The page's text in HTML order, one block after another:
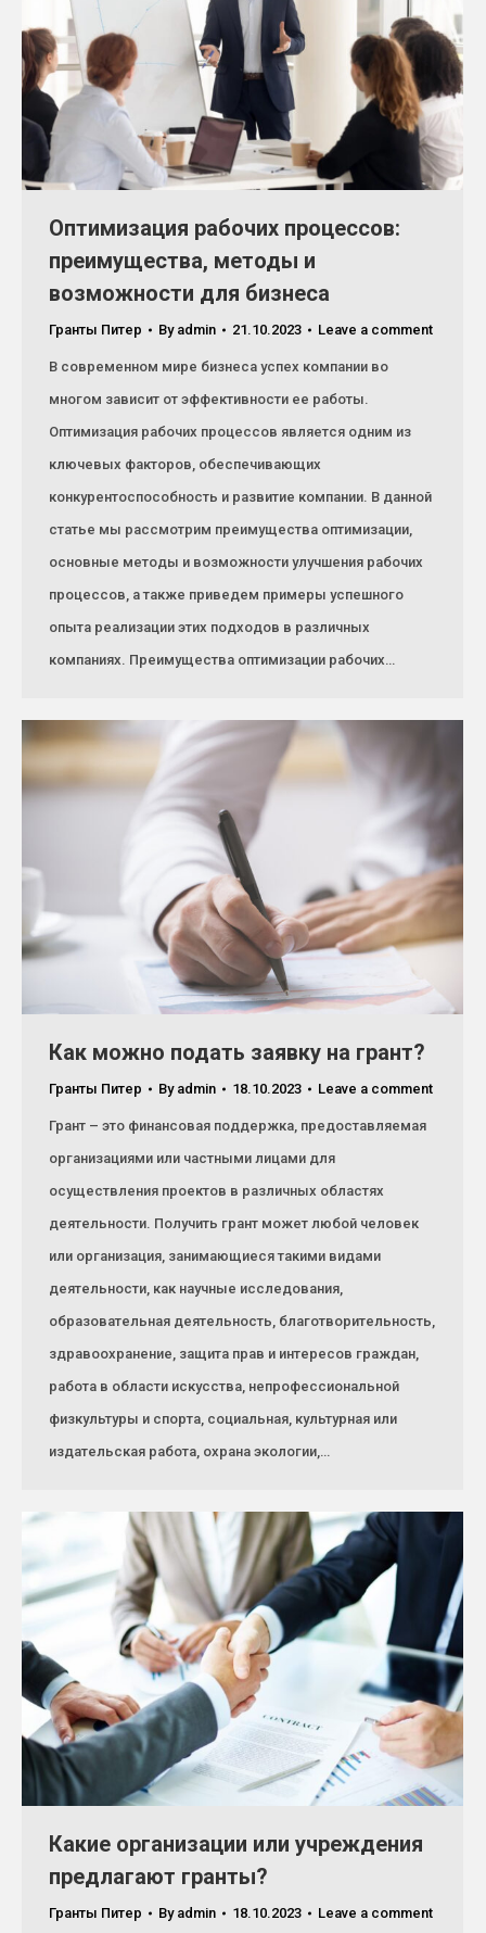
Оптимизация рабочих процессов:
преимущества, методы и
возможности для бизнеса
Гранты Питер By admin 21.10.2023 Leave a comment
В современном мире бизнеса успех компании во
многом зависит от эффективности ее работы.
Оптимизация рабочих процессов является одним из
ключевых факторов, обеспечивающих
конкурентоспособность и развитие компании. В данной
статье мы рассмотрим преимущества оптимизации,
основные методы и возможности улучшения рабочих
процессов, а также приведем примеры успешного
опыта реализации этих подходов в различных
компаниях. Преимущества оптимизации рабочих…
Как можно подать заявку на грант?
Гранты Питер By admin 18.10.2023 Leave a comment
Грант – это финансовая поддержка, предоставляемая
организациями или частными лицами для
осуществления проектов в различных областях
деятельности. Получить грант может любой человек
или организация, занимающиеся такими видами
деятельности, как научные исследования,
образовательная деятельность, благотворительность,
здравоохранение, защита прав и интересов граждан,
работа в области искусства, непрофессиональной
физкультуры и спорта, социальная, культурная или
издательская работа, охрана экологии,…
Какие организации или учреждения
предлагают гранты?
Гранты Питер By admin 18.10.2023 Leave a comment